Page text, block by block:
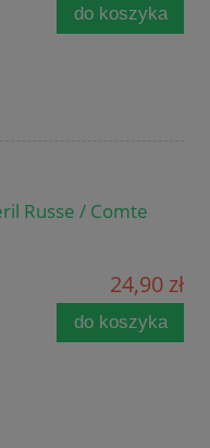
do koszyka
Russe / Comte
24,90 zł
do koszyka